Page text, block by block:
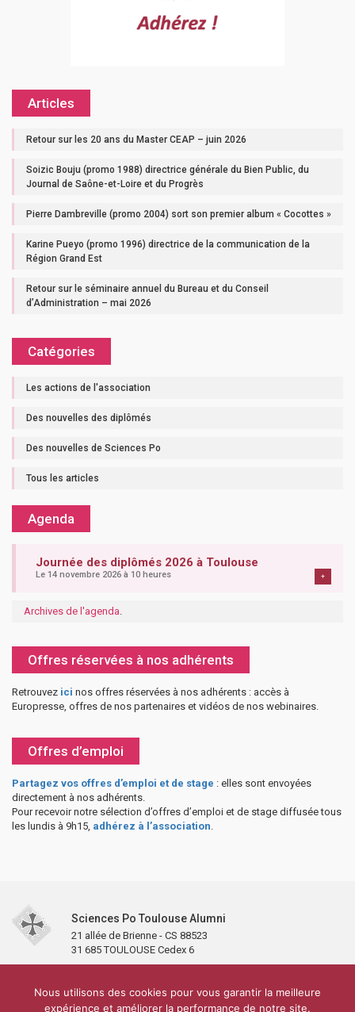
Articles
Retour sur les 20 ans du Master CEAP – juin 2026
Soizic Bouju (promo 1988) directrice générale du Bien Public, du
Journal de Saône-et-Loire et du Progrès
Pierre Dambreville (promo 2004) sort son premier album « Cocottes »
Karine Pueyo (promo 1996) directrice de la communication de la
Région Grand Est
Retour sur le séminaire annuel du Bureau et du Conseil
d’Administration – mai 2026
Catégories
Les actions de l'association
Des nouvelles des diplômés
Des nouvelles de Sciences Po
Tous les articles
Agenda
Journée des diplômés 2026 à Toulouse
Le 14 novembre 2026 à 10 heures +
Archives de l'agenda.
Offres réservées à nos adhérents
Retrouvez ici nos offres réservées à nos adhérents : accès à
Europresse, offres de nos partenaires et vidéos de nos webinaires.
Offres d’emploi
Partagez vos offres d’emploi et de stage : elles sont envoyées
directement à nos adhérents.
Pour recevoir notre sélection d’offres d’emploi et de stage diffusée tous
les lundis à 9h15, adhérez à l’association.
Sciences Po Toulouse Alumni
21 allée de Brienne - CS 88523
31 685 TOULOUSE Cedex 6
Partenaires et soutiens
Lettre d’information
Réseaux sociaux
Sciences Po Toulouse
Nous utilisons des cookies pour vous garantir la meilleure
expérience et améliorer la performance de notre site.